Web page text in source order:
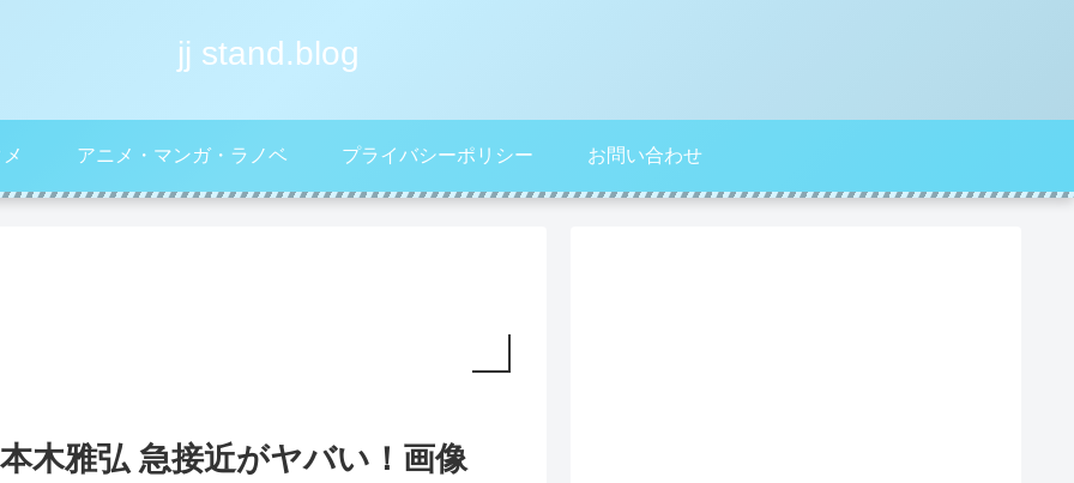
jj stand.blog
アニメ・マンガ・ラノベ プライバシーポリシー お問い合わせ
本木雅弘 急接近がヤバい！画像